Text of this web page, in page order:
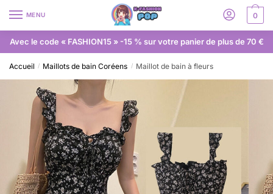
MENU 0
Avec le code « FASHION15 » -15 % sur votre panier de plus de 70 €
Accueil / Maillots de bain Coréens / Maillot de bain à fleurs